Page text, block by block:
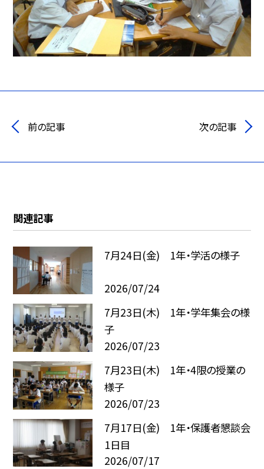
前の記事 次の記事
関連記事
7月24日(金) 1年・学活の様子
2026/07/24
7月23日(木) 1年・学年集会の様
子
2026/07/23
7月23日(木) 1年・4限の授業の
様子
2026/07/23
7月17日(金) 1年・保護者懇談会
1日目
2026/07/17